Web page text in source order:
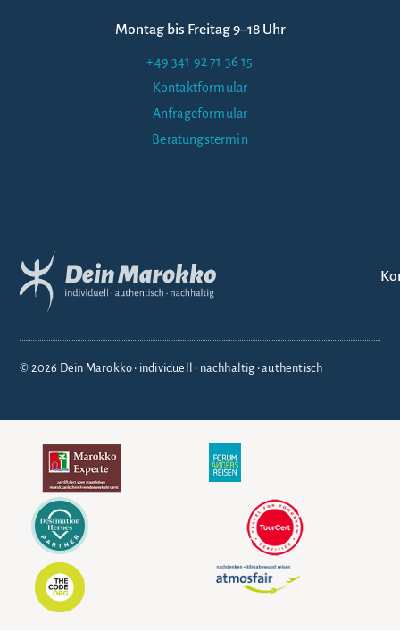
Montag bis Freitag 9–18 Uhr
+49 341 92 71 36 15
Kontaktformular
Anfrageformular
Beratungstermin
© 2026 Dein Marokko • individuell • nachhaltig • authentisch